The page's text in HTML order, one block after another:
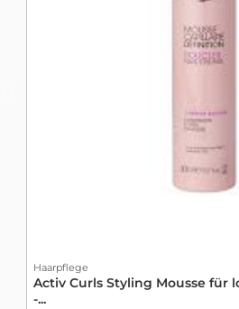
Haarpflege
Activ Curls Styling Mousse für
-...